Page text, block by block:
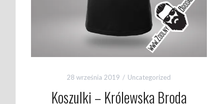
28 września 2019 Uncategorized
Koszulki – Królewska Broda